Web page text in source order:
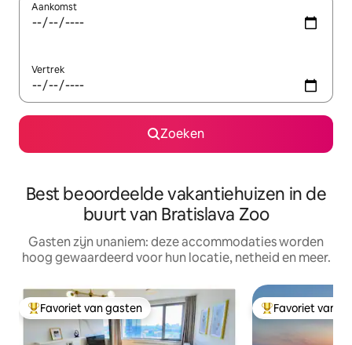
Aankomst
Vertrek
Zoeken
Best beoordeelde vakantiehuizen in de
buurt van Bratislava Zoo
Gasten zijn unaniem: deze accommodaties worden
hoog gewaardeerd voor hun locatie, netheid en meer.
Topfavoriet van gasten
Favoriet van gasten Topfavoriet van
Favoriet van